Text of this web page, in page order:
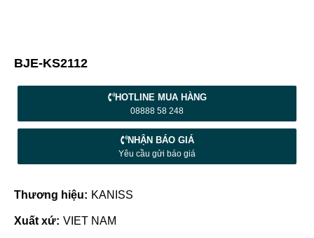
BJE-KS2112
HOTLINE MUA HÀNG
08888 58 248
NHẬN BÁO GIÁ
Yêu cầu gửi báo giá
Thương hiệu: KANISS
Xuất xứ: VIET NAM